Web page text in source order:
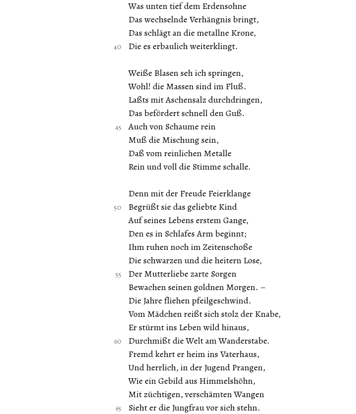
Was unten tief dem Erdensohne
Das wechselnde Verhängnis bringt,
Das schlägt an die metallne Krone,
Die es erbaulich weiterklingt.
Weiße Blasen seh ich springen,
Wohl! die Massen sind im Fluß.
Laßts mit Aschensalz durchdringen,
Das befördert schnell den Guß.
Auch von Schaume rein
Muß die Mischung sein,
Daß vom reinlichen Metalle
Rein und voll die Stimme schalle.
Denn mit der Freude Feierklange
Begrüßt sie das geliebte Kind
Auf seines Lebens erstem Gange,
Den es in Schlafes Arm beginnt;
Ihm ruhen noch im Zeitenschoße
Die schwarzen und die heitern Lose,
Der Mutterliebe zarte Sorgen
Bewachen seinen goldnen Morgen. –
Die Jahre fliehen pfeilgeschwind.
Vom Mädchen reißt sich stolz der Knabe,
Er stürmt ins Leben wild hinaus,
Durchmißt die Welt am Wanderstabe.
Fremd kehrt er heim ins Vaterhaus,
Und herrlich, in der Jugend Prangen,
Wie ein Gebild aus Himmelshöhn,
Mit züchtigen, verschämten Wangen
Sieht er die Jungfrau vor sich stehn.